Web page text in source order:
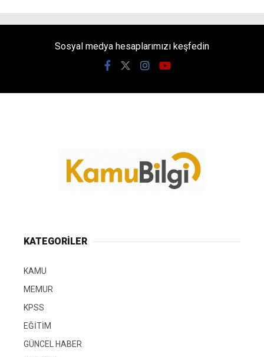
Sosyal medya hesaplarımızı keşfedin
KATEGORİLER
KAMU
MEMUR
KPSS
EĞİTİM
GÜNCEL HABER